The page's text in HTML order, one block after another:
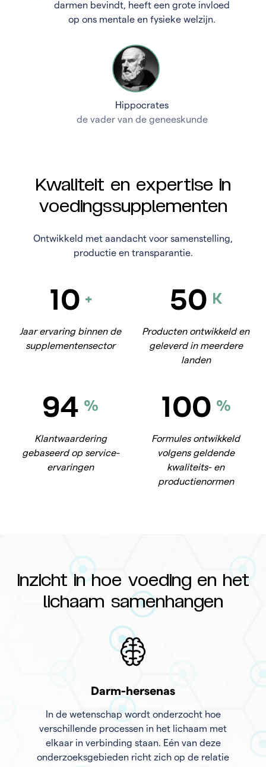
darmen bevindt, heeft een grote invloed
op ons mentale en fysieke welzijn.
Hippocrates
de vader van de geneeskunde
Kwaliteit en expertise in
voedingssupplementen
Ontwikkeld met aandacht voor samenstelling,
productie en transparantie.
10 +
Jaar ervaring binnen de
supplementensector
50 K
Producten ontwikkeld en
geleverd in meerdere
landen
94 %
Klantwaardering
gebaseerd op service-
ervaringen
100 %
Formules ontwikkeld
volgens geldende
kwaliteits- en
productienormen
Inzicht in hoe voeding en het
lichaam samenhangen
Darm-hersenas
In de wetenschap wordt onderzocht hoe
verschillende processen in het lichaam met
elkaar in verbinding staan. Eén van deze
onderzoeksgebieden richt zich op de relatie